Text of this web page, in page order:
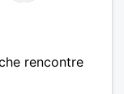
rencontre